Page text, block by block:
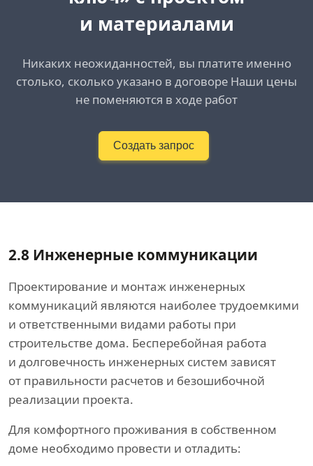
и материалами
Никаких неожиданностей, вы платите именно
столько, сколько указано в договоре Наши цены
не поменяются в ходе работ
Создать запрос
2.8 Инженерные коммуникации
Проектирование и монтаж инженерных
коммуникаций являются наиболее трудоемкими
и ответственными видами работы при
строительстве дома. Бесперебойная работа
и долговечность инженерных систем зависят
от правильности расчетов и безошибочной
реализации проекта.
Для комфортного проживания в собственном
доме необходимо провести и отладить: